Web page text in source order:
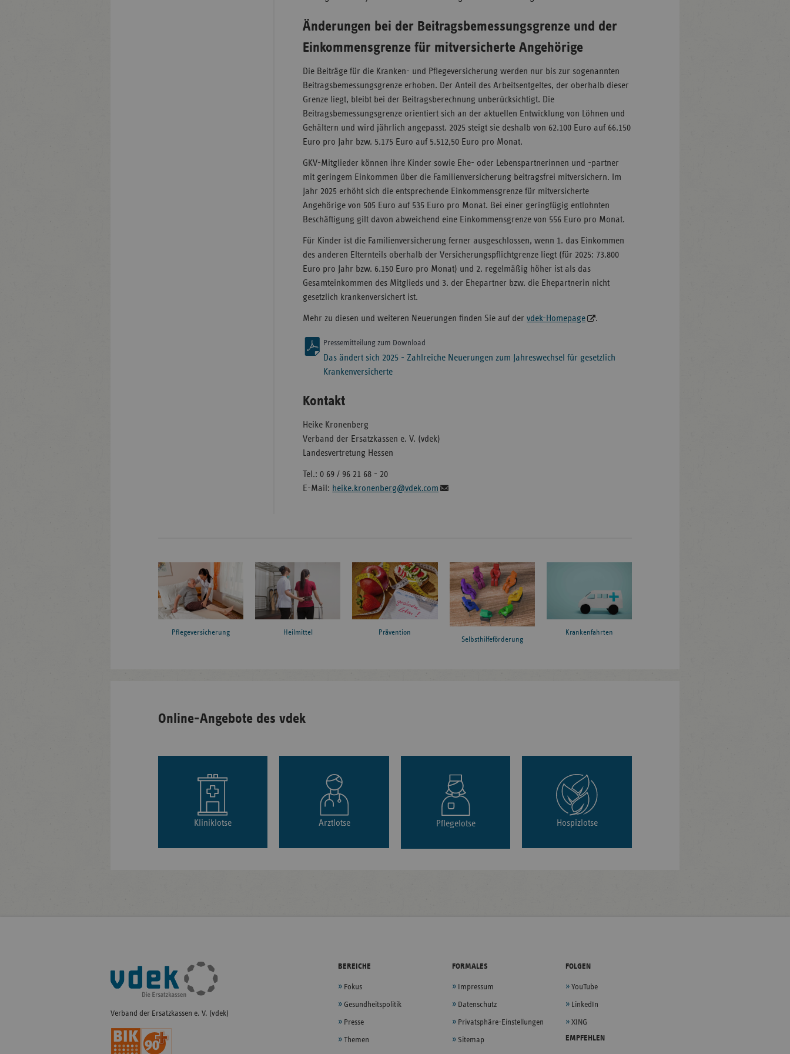
Änderungen bei der Beitragsbemessungsgrenze und der
Einkommensgrenze für mitversicherte Angehörige
Die Beiträge für die Kranken- und Pflegeversicherung werden nur bis zur sogenannten
Beitragsbemessungsgrenze erhoben. Der Anteil des Arbeitsentgeltes, der oberhalb dieser
Grenze liegt, bleibt bei der Beitragsberechnung unberücksichtigt. Die
Beitragsbemessungsgrenze orientiert sich an der aktuellen Entwicklung von Löhnen und
Gehältern und wird jährlich angepasst. 2025 steigt sie deshalb von 62.100 Euro auf 66.150
Euro pro Jahr bzw. 5.175 Euro auf 5.512,50 Euro pro Monat.
GKV-Mitglieder können ihre Kinder sowie Ehe- oder Lebenspartnerinnen und -partner
mit geringem Einkommen über die Familienversicherung beitragsfrei mitversichern. Im
Jahr 2025 erhöht sich die entsprechende Einkommensgrenze für mitversicherte
Angehörige von 505 Euro auf 535 Euro pro Monat. Bei einer geringfügig entlohnten
Beschäftigung gilt davon abweichend eine Einkommensgrenze von 556 Euro pro Monat.
Für Kinder ist die Familienversicherung ferner ausgeschlossen, wenn 1. das Einkommen
des anderen Elternteils oberhalb der Versicherungs­pflichtgrenze liegt (für 2025: 73.800
Euro pro Jahr bzw. 6.150 Euro pro Monat) und 2. regelmäßig höher ist als das
Gesamteinkommen des Mitglieds und 3. der Ehepartner bzw. die Ehepartnerin nicht
gesetzlich krankenversichert ist.
Mehr zu diesen und weiteren Neuerungen finden Sie auf dervdek-Homepage .
Pressemitteilung zum Download
Das ändert sich 2025 - Zahlreiche Neuerungen zum Jahreswechsel für gesetzlich
Krankenversicherte
Kontakt
Heike Kronenberg
Verband der Ersatzkassen e. V. (vdek)
Landesvertretung Hessen
Tel.: 0 69 / 96 21 68 - 20
E-Mail: heike.kronenberg@vdek.com
Pflegeversicherung Heilmittel
Prävention
Selbsthilfeförderung
Krankenfahrten
Online-Angebote des vdek
Kliniklotse Arztlotse Pflegelotse Hospizlotse
Fußleisten-
Navigation
Verband der Ersatzkassen e. V. (vdek)
BEREICHE
Fokus
Gesundheitspolitik
Presse
Themen
FORMALES
Impressum
Datenschutz
Privatsphäre-Einstellungen
Sitemap
FOLGEN
YouTube
LinkedIn
XING
EMPFEHLEN